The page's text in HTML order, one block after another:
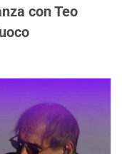
con Teo